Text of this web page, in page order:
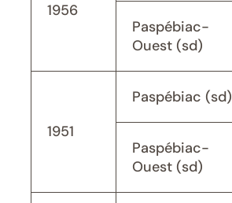
1956
Paspébiac-
Ouest (sd)
1951
Paspébiac (sd)
Paspébiac-
Ouest (sd)